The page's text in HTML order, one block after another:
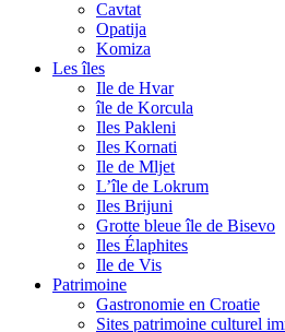
Cavtat
Opatija
Komiza
Les îles
Ile de Hvar
île de Korcula
Iles Pakleni
Iles Kornati
Ile de Mljet
L’île de Lokrum
Iles Brijuni
Grotte bleue île de Bisevo
Iles Élaphites
Ile de Vis
Patrimoine
Gastronomie en Croatie
Sites patrimoine culturel